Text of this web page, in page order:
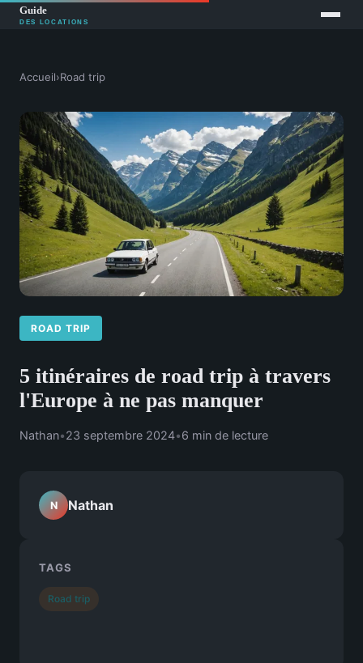
Accueil›Road trip
ROAD TRIP
5 itinéraires de road trip à travers
l'Europe à ne pas manquer
Nathan•23 septembre 2024•6 min de lecture
N Nathan
TAGS
Road trip